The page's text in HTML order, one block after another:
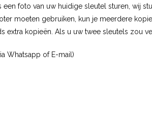
foto van uw huidige sleutel sturen, wij
moeten gebruiken, kun je meerdere
kopieën. Als u uw twee sleutels zou
Whatsapp of E-mail)